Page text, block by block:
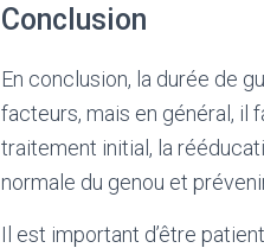
Conclusion
En conclusion, la durée de
facteurs, mais en général, il
traitement initial, la
normale du genou et
Il est important d’être